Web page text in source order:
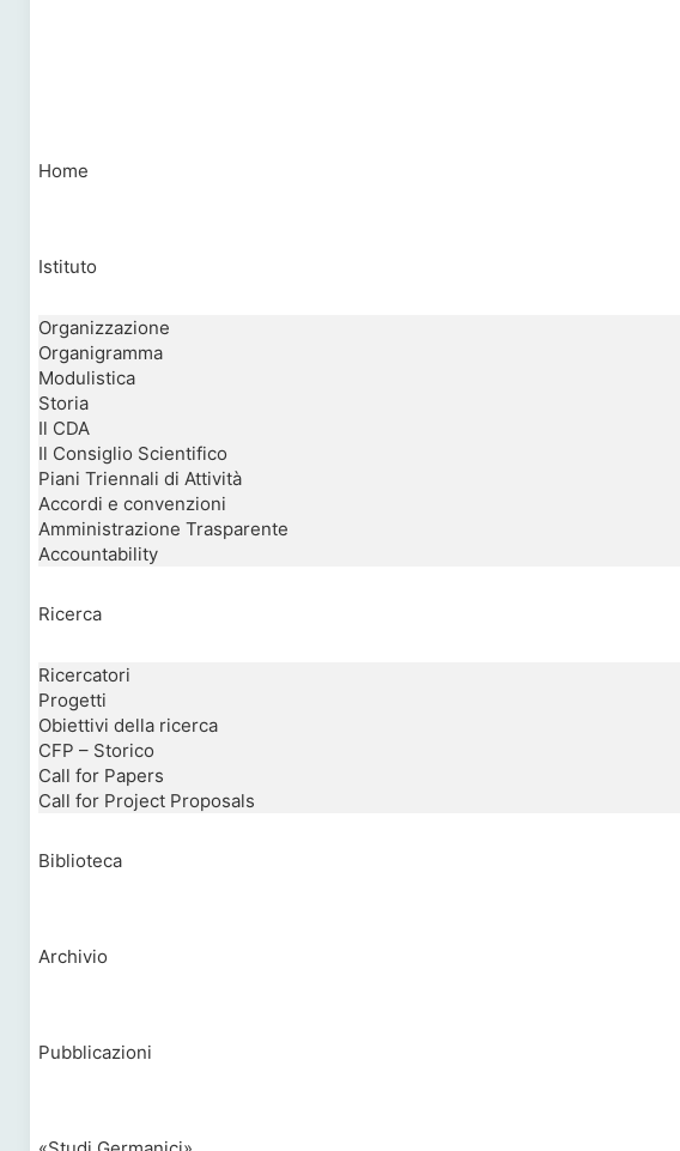
Home
Istituto
Organizzazione
Organigramma
Modulistica
Storia
Il CDA
Il Consiglio Scientifico
Piani Triennali di Attività
Accordi e convenzioni
Amministrazione Trasparente
Accountability
Ricerca
Ricercatori
Progetti
Obiettivi della ricerca
CFP – Storico
Call for Papers
Call for Project Proposals
Biblioteca
Archivio
Pubblicazioni